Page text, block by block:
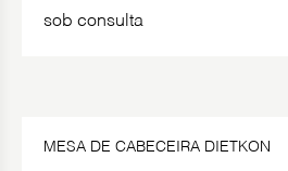
sob consulta
MESA DE CABECEIRA DIETKON